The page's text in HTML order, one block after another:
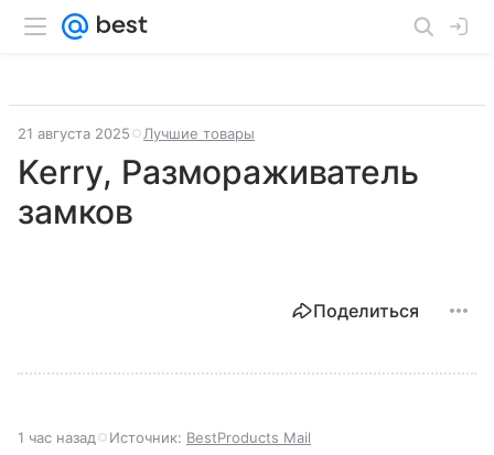
21 августа 2025 Лучшие товары
Kerry, Размораживатель
замков
Поделиться
1 час назад Источник: BestProducts Mail